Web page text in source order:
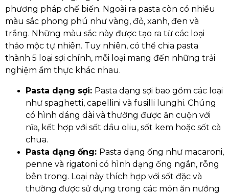
phương pháp chế biến. Ngoài ra pasta còn có nhiều
màu sắc phong phú như vàng, đỏ, xanh, đen và
trắng. Những màu sắc này được tạo ra từ các loại
thảo mộc tự nhiên. Tuy nhiên, có thể chia pasta
thành 5 loại sợi chính, mỗi loại mang đến những trải
nghiệm ẩm thực khác nhau.
Pasta dạng sợi: Pasta dạng sợi bao gồm các loại
như spaghetti, capellini và fusilli lunghi. Chúng
có hình dáng dài và thường được ăn cuộn với
nĩa, kết hợp với sốt dầu oliu, sốt kem hoặc sốt cà
chua.
Pasta dạng ống: Pasta dạng ống như macaroni,
penne và rigatoni có hình dạng ống ngắn, rỗng
bên trong. Loại này thích hợp với sốt đặc và
thường được sử dụng trong các món ăn nướng